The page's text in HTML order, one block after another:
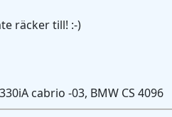
räcker till! :-)
cabrio -03, BMW CS 4096